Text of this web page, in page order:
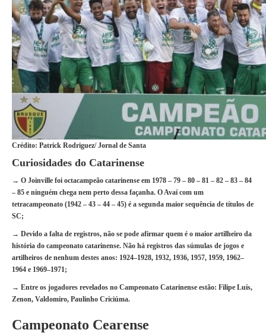
Crédito: Patrick Rodriguez/ Jornal de Santa
Curiosidades do Catarinense
→ O Joinville foi octacampeão catarinense em 1978 – 79 – 80 – 81 – 82 – 83 – 84
– 85 e ninguém chega nem perto dessa façanha. O Avaí com um
tetracampeonato (1942 – 43 – 44 – 45) é a segunda maior sequência de títulos de
SC;
→ Devido a falta de registros, não se pode afirmar quem é o maior artilheiro da
história do campeonato catarinense. Não há registros das súmulas de jogos e
artilheiros de nenhum destes anos: 1924–1928, 1932, 1936, 1957, 1959, 1962–
1964 e 1969–1971;
→ Entre os jogadores revelados no Campeonato Catarinense estão: Filipe Luís,
Zenon, Valdomiro, Paulinho Criciúma.
Campeonato Cearense